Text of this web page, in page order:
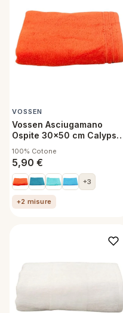
VOSSEN
Vossen Asciugamano
Ospite 30x50 cm Calypso
100% Cotone
5,90 €
+3
+2 misure